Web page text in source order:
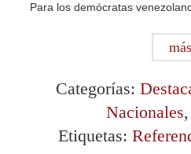
Para los demócratas
más
Categorías:
Nacionales,
Etiquetas: